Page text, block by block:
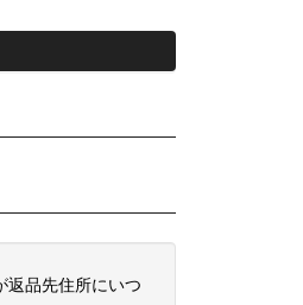
返品先住所にいつ